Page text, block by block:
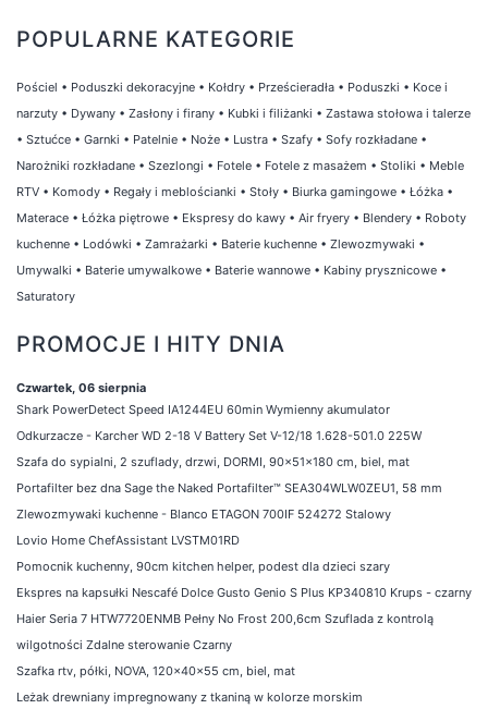
POPULARNE KATEGORIE
Pościel • Poduszki dekoracyjne • Kołdry • Prześcieradła • Poduszki • Koce i
narzuty • Dywany • Zasłony i firany • Kubki i filiżanki • Zastawa stołowa i talerze
• Sztućce • Garnki • Patelnie • Noże • Lustra • Szafy • Sofy rozkładane •
Narożniki rozkładane • Szezlongi • Fotele • Fotele z masażem • Stoliki • Meble
RTV • Komody • Regały i meblościanki • Stoły • Biurka gamingowe • Łóżka •
Materace • Łóżka piętrowe • Ekspresy do kawy • Air fryery • Blendery • Roboty
kuchenne • Lodówki • Zamrażarki • Baterie kuchenne • Zlewozmywaki •
Umywalki • Baterie umywalkowe • Baterie wannowe • Kabiny prysznicowe •
Saturatory
PROMOCJE I HITY DNIA
Czwartek, 06 sierpnia
Shark PowerDetect Speed IA1244EU 60min Wymienny akumulator
Odkurzacze - Karcher WD 2-18 V Battery Set V-12/18 1.628-501.0 225W
Szafa do sypialni, 2 szuflady, drzwi, DORMI, 90x51x180 cm, biel, mat
Portafilter bez dna Sage the Naked Portafilter™ SEA304WLW0ZEU1, 58 mm
Zlewozmywaki kuchenne - Blanco ETAGON 700IF 524272 Stalowy
Lovio Home ChefAssistant LVSTM01RD
Pomocnik kuchenny, 90cm kitchen helper, podest dla dzieci szary
Ekspres na kapsułki Nescafé Dolce Gusto Genio S Plus KP340810 Krups - czarny
Haier Seria 7 HTW7720ENMB Pełny No Frost 200,6cm Szuflada z kontrolą
wilgotności Zdalne sterowanie Czarny
Szafka rtv, półki, NOVA, 120x40x55 cm, biel, mat
Leżak drewniany impregnowany z tkaniną w kolorze morskim